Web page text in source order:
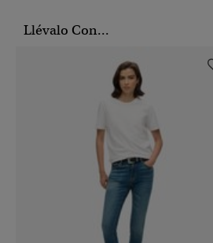
Llévalo Con...